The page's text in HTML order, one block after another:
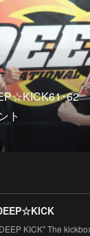
･62
ト
KICK" The